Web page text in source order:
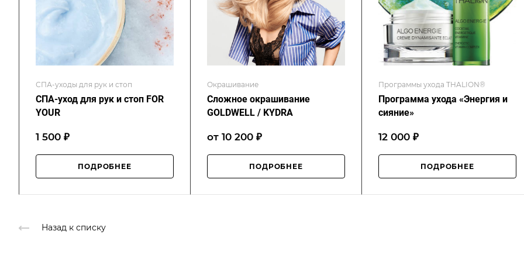
СПА-уходы для рук и стоп
СПА-уход для рук и стоп FOR
YOUR
1 500 ₽
ПОДРОБНЕЕ
Окрашивание
Сложное окрашивание
GOLDWELL / KYDRA
от 10 200 ₽
ПОДРОБНЕЕ
Программы ухода THALION®
Программа ухода «Энергия и
сияние»
12 000 ₽
ПОДРОБНЕЕ
Назад к списку